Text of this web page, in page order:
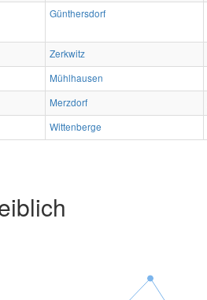
Günthersdorf
Zerkwitz
Mühlhausen
Merzdorf
Wittenberge